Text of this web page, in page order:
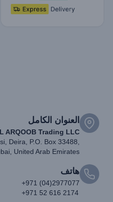
العنوان الكامل
ARQOOB Trading LLC
Deira, P.O. Box 33488,
United Arab Emirates
هاتف
+971 (04)2977077
+971 52 616 2174